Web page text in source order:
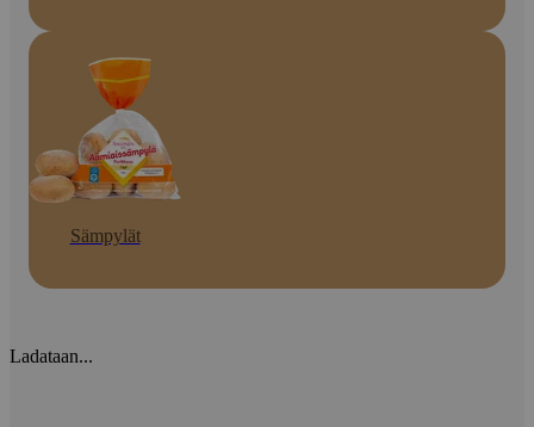
Sämpylät
Ladataan...